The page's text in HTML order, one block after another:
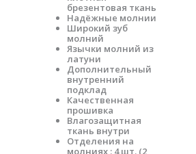
брезентовая ткань
Надёжные молнии
Широкий зуб
молний
Язычки молний из
латуни
Дополнительный
внутренний
подклад
Качественная
прошивка
Влагозащитная
ткань внутри
Отделения на
молниях : 4 шт. (2